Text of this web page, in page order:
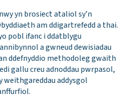
yn brosiect ataliol sy’n
am ddigartrefedd a thai.
pobl ifanc i ddatblygu
a gwneud dewisiadau
ddefnyddio methodoleg gwaith
gallu creu adnoddau pwrpasol,
weithgareddau addysgol